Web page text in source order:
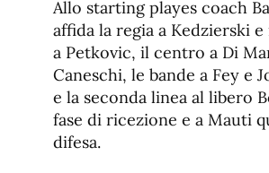
Allo starting playes coach
affida la regia a Kedzierski
a Petkovic, il centro a Di
Caneschi, le bande a Fey e
e la seconda linea al libero
fase di ricezione e a Mauti
difesa.